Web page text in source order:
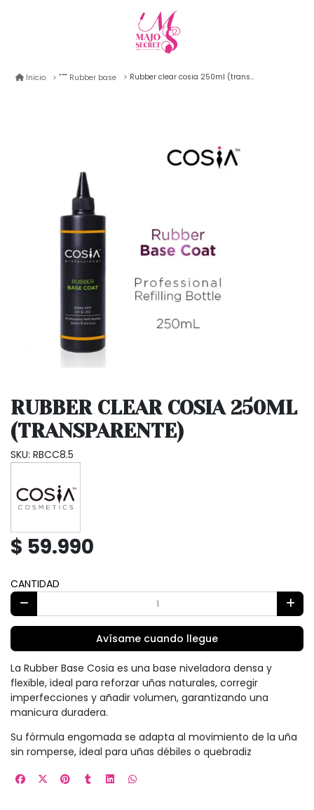
Inicio Rubber base Rubber clear cosia 250ml (transparente)
RUBBER CLEAR COSIA 250ML
(TRANSPARENTE)
SKU: RBCC8.5
$ 59.990
CANTIDAD
Avísame cuando llegue
La Rubber Base Cosia es una base niveladora densa y
flexible, ideal para reforzar uñas naturales, corregir
imperfecciones y añadir volumen, garantizando una
manicura duradera.
Su fórmula engomada se adapta al movimiento de la uña
sin romperse, ideal para uñas débiles o quebradiz